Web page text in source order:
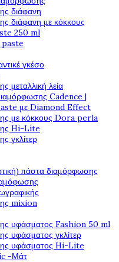
διάφανη
διάφανη με κόκκους
250 ml
γκέσο
μεταλλική λεία
Cadence |
με Diamond Effect
με κόκκους Dora perla
Hi-Lite
γκλίτερ
πάστα διαμόρφωσης
mixion
υφάσματος Fashion 50 ml
υφάσματος γκλίτερ
υφάσματος Hi-Lite
-Μάτ